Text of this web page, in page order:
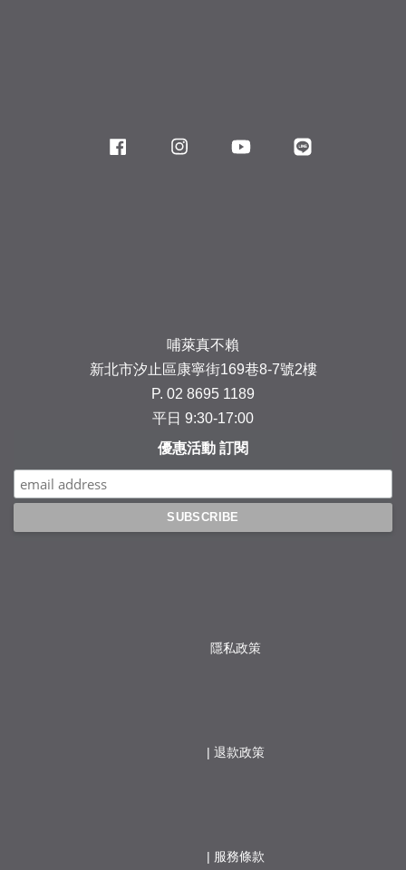
哺萊真不賴
新北市汐止區康寧街169巷8-7號2樓
P. 02 8695 1189
平日 9:30-17:00
優惠活動 訂閱
隱私政策
退款政策
服務條款